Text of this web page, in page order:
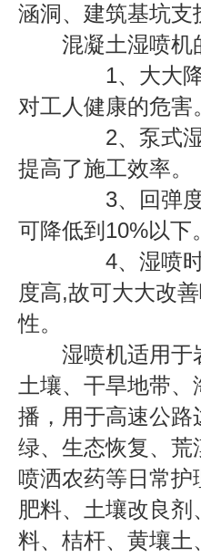
涵洞、建筑基坑
混凝土湿喷机
1、大大降
对工人健康的危害
2、泵式湿
提高了施工效率。
3、回弹度
可降低到10%以下
4、湿喷时,
度高,故可大大改
性。
湿喷机适用于
土壤、干旱地带
播，用于高速公
绿、生态恢复、
喷洒农药等日常
肥料、土壤改良
料、桔杆、黄壤